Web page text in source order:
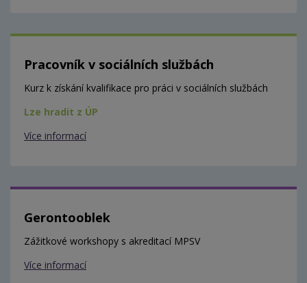
Pracovník v sociálních službách
Kurz k získání kvalifikace pro práci v sociálních službách
Lze hradit z ÚP
Více informací
Gerontooblek
Zážitkové workshopy s akreditací MPSV
Více informací